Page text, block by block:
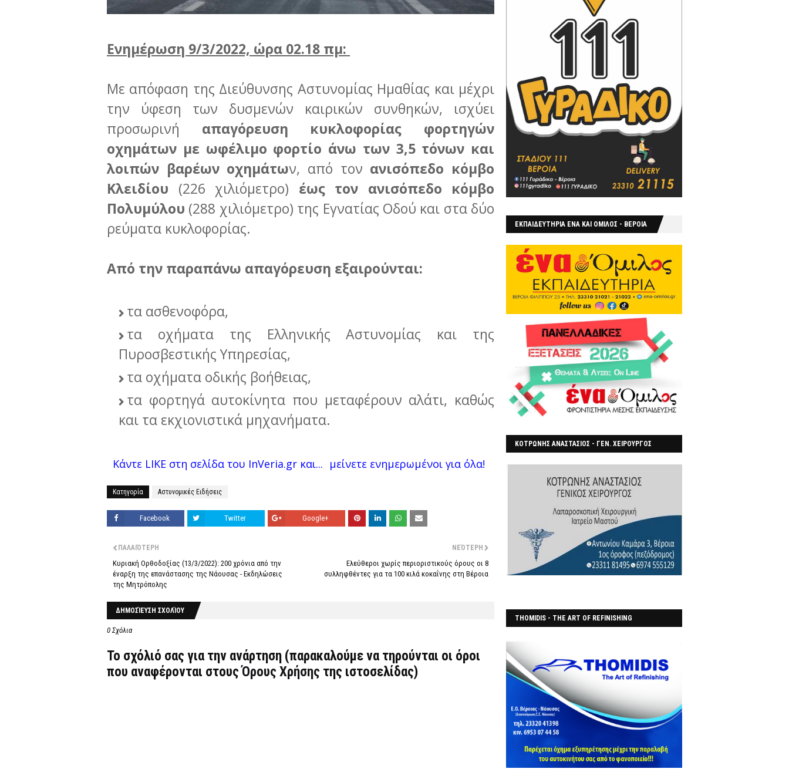
Ενημέρωση 9/3/2022, ώρα 02.18 πμ:
Με απόφαση της Διεύθυνσης Αστυνομίας Ημαθίας και μέχρι
την ύφεση των δυσμενών καιρικών συνθηκών, ισχύει
προσωρινή απαγόρευση κυκλοφορίας φορτηγών
οχημάτων με ωφέλιμο φορτίο άνω των 3,5 τόνων και
λοιπών βαρέων οχημάτων, από τον ανισόπεδο κόμβο
Κλειδίου (226 χιλιόμετρο) έως τον ανισόπεδο κόμβο
Πολυμύλου (288 χιλιόμετρο) της Εγνατίας Οδού και στα δύο
ρεύματα κυκλοφορίας.
Από την παραπάνω απαγόρευση εξαιρούνται:
τα ασθενοφόρα,
τα οχήματα της Ελληνικής Αστυνομίας και της
Πυροσβεστικής Υπηρεσίας,
τα οχήματα οδικής βοήθειας,
τα φορτηγά αυτοκίνητα που μεταφέρουν αλάτι, καθώς
και τα εκχιονιστικά μηχανήματα.
Κάντε LIKE στη σελίδα του InVeria.gr και... μείνετε ενημερωμένοι για όλα!
Κατηγορία Αστυνομικές Ειδήσεις
Facebook Twitter Google+
ΝΕΌΤΕΡΗ
Ελεύθεροι χωρίς περιοριστικούς όρους οι 8
συλληφθέντες για τα 100 κιλά κοκαΐνης στη Βέροια
ΠΑΛΑΙΌΤΕΡΗ
Κυριακή Ορθοδοξίας (13/3/2022): 200 χρόνια από την
έναρξη της επανάστασης της Νάουσας - Εκδηλώσεις
της Μητρόπολης
ΔΗΜΟΣΊΕΥΣΗ ΣΧΟΛΊΟΥ
0 Σχόλια
Το σχόλιό σας για την ανάρτηση (παρακαλούμε να τηρούνται οι όροι
που αναφέρονται στουςΌρους Χρήσης της ιστοσελίδας)
ΕΚΠΑΙΔΕΥΤΗΡΙΑ ΕΝΑ ΚΑΙ ΟΜΙΛΟΣ - ΒΕΡΟΙΑ
ΚΟΤΡΩΝΗΣ ΑΝΑΣΤΑΣΙΟΣ - ΓΕΝ. ΧΕΙΡΟΥΡΓΟΣ
THOMIDIS - THE ART OF REFINISHING